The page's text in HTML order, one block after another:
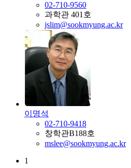
02-710-9560
과학관 401호
jslim@sookmyung.ac.kr
이명석
02-710-9418
창학관B188호
mslee@sookmyung.ac.kr
1